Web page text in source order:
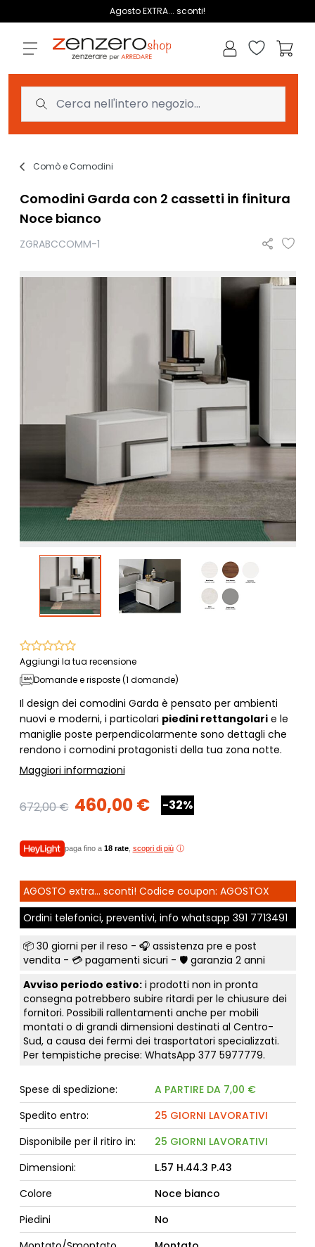
Agosto EXTRA... sconti!
Lista dei
Comò e Comodini
Comodini Garda con 2 cassetti in finitura
Noce bianco
ZGRABCCOMM-1
Aggiungi la tua recensione
Domande e risposte (1 domande)
Il design dei comodini Garda è pensato per ambienti
nuovi e moderni, i particolari piedini rettangolarie le
maniglie poste perpendicolarmente sono dettagli che
rendono i comodini protagonisti della tua zona notte.
Maggiori informazioni
672,00 € 460,00 € -32%
paga fino a 18 rate, scopri di più
AGOSTO extra... sconti! Codice coupon: AGOSTOX
Ordini telefonici, preventivi, info whatsapp 391 7713491
📦 30 giorni per il reso - 🎧 assistenza pre e post
vendita - 💳 pagamenti sicuri - 🛡️ garanzia 2 anni
Avviso periodo estivo:i prodotti non in pronta
consegna potrebbero subire ritardi per le chiusure dei
fornitori. Possibili rallentamenti anche per mobili
montati o di grandi dimensioni destinati al Centro-
Sud, a causa dei fermi dei trasportatori specializzati.
Per tempistiche precise: WhatsApp 377 5977779.
Spese di spedizione:
A PARTIRE DA 7,00 €
Spedito entro:
25 GIORNI LAVORATIVI
Disponibile per il ritiro in:
25 GIORNI LAVORATIVI
Dimensioni:
L.57 H.44.3 P.43
Colore
Noce bianco
Piedini
No